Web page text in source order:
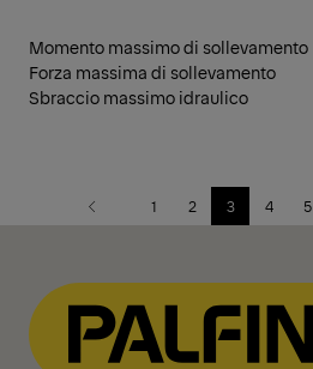
Momento massimo di sollevamento
Forza massima di sollevamento
Sbraccio massimo idraulico
Previous 1 2 3 4 5